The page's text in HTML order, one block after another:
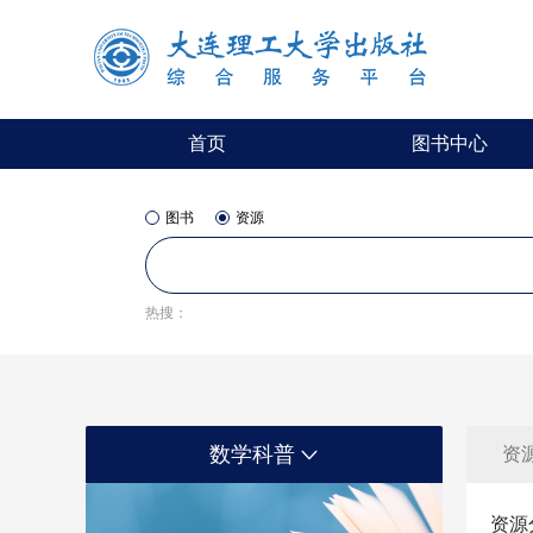
首页 图书中心
图书 资源
热搜：
数学科普 资
资源